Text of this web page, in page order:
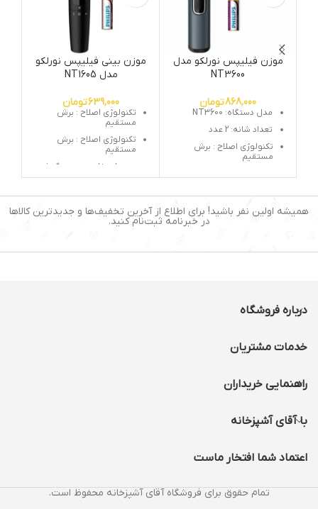
موزن فیلیپس نورلکو مدل
NT3600
868,000تومان
مدل دستگاه: NT3600
تعداد شانه: 2 عدد
تکنولوژی اصلاح : برش
مستقیم
جنس تیغه : استیل ضد زنگ
منبع تغذیه : باتری سایز
موزن بینی فیلیپس نورلکو
مدل NT1605
639,000تومان
تکنولوژی اصلاح : برش
مستقیم
تکنولوژی اصلاح : برش
مستقیم
مورد استفاده : موزن گوش
– بینی -ابرو
جنس تیغه : استیل ضد زنگ
اندازه اصلاح با شانه ابرو :
0/5 میلی متر
همیشه اولین نفر باشید! برای اطلاع از آخرین تخفیف‌ها و جدیدترین کالاها
در خبرنامه ثبت‌نام کنید.
درباره فروشگاه
خدمات مشتریان
راهنمایی خریداران
با آقای آشپزخانه
اعتماد شما افتخار ماست
تمام حقوق برای فروشگاه آقای آشپزخانه محفوظ است.